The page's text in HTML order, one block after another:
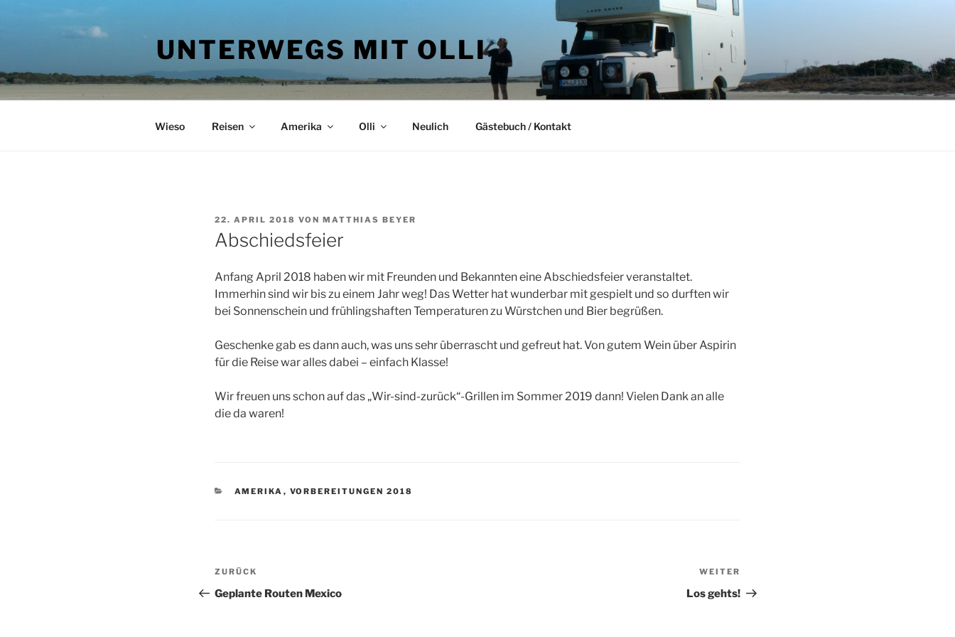
UNTERWEGS MIT OLLI
Wieso Reisen Amerika Olli Neulich Gästebuch / Kontakt
VERÖFFENTLICHT
AM
22. APRIL 2018 VON MATTHIAS BEYER
Abschiedsfeier
Anfang April 2018 haben wir mit Freunden und Bekannten eine Abschiedsfeier veranstaltet.
Immerhin sind wir bis zu einem Jahr weg! Das Wetter hat wunderbar mit gespielt und so durften wir
bei Sonnenschein und frühlingshaften Temperaturen zu Würstchen und Bier begrüßen.
Geschenke gab es dann auch, was uns sehr überrascht und gefreut hat. Von gutem Wein über Aspirin
für die Reise war alles dabei – einfach Klasse!
Wir freuen uns schon auf das „Wir-sind-zurück“-Grillen im Sommer 2019 dann! Vielen Dank an alle
die da waren!
KATEGORIEN
AMERIKA , VORBEREITUNGEN 2018
Beitragsnavigation
Vorheriger
Beitrag
ZURÜCK
Geplante Routen Mexico
Beitrag
WEITER
Los gehts!